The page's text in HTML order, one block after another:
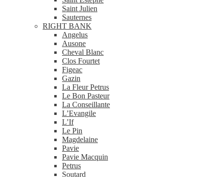
Saint Julien
Sauternes
RIGHT BANK
Angelus
Ausone
Cheval Blanc
Clos Fourtet
Figeac
Gazin
La Fleur Petrus
Le Bon Pasteur
La Conseillante
L’Evangile
L’If
Le Pin
Magdelaine
Pavie
Pavie Macquin
Petrus
Soutard